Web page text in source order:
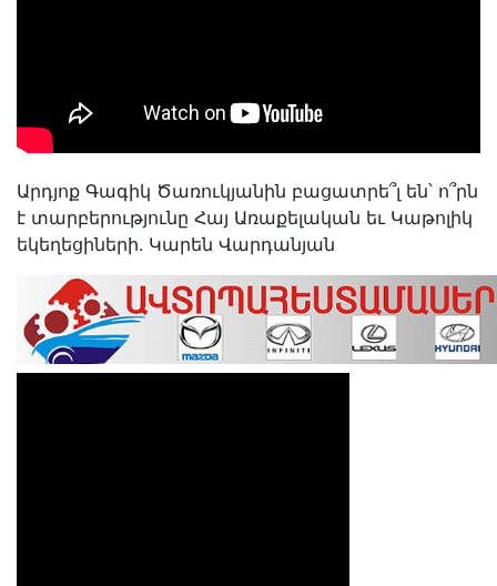
Արդյոք Գագիկ Ծառուկյանին բացատրե՞լ են՝ ո՞րն
է տարբերությունը Հայ Առաքելական եւ Կաթոլիկ
եկեղեցիների. Կարեն Վարդանյան